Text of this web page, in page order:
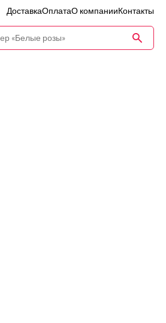
ДоставкаОплатаО компанииКонтакты